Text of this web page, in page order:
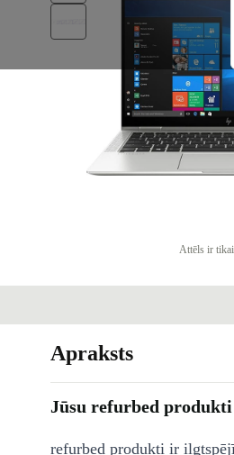
Attēls ir
Apraksts
Jūsu refurbed produkti
refurbed produkti ir